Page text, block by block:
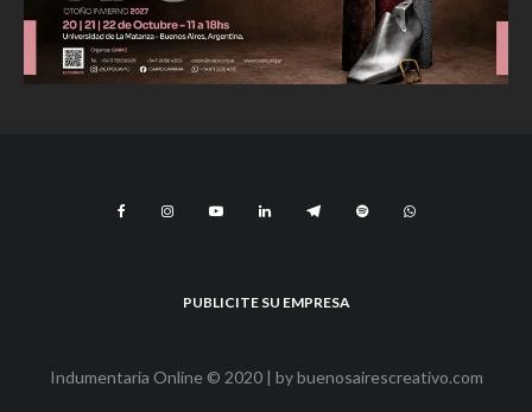
PUBLICITE SU EMPRESA
Indumentaria Online © 2020 | bybuenosairescreativo.com